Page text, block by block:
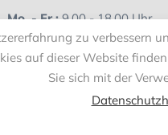
Mo. - Fr.:9.00 - 18.00 Uhr
Sa. & So.:Geschlossen
zu
auf dieser Website
Sie sich mit der